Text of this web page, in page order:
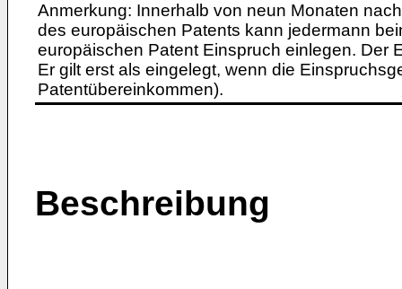
Anmerkung: Innerhalb von neun Monaten
des europäischen Patents kann jedermann
europäischen Patent Einspruch einlegen. Der
Er gilt erst als eingelegt, wenn die
Patentübereinkommen).
Beschreibung